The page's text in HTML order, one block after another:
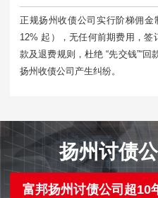
正规扬州收债公司实行阶梯佣
12% 起），无任何前期费用，签
款及退费规则，杜绝 “先交钱”“
扬州收债公司产生纠纷。​
扬州讨债
富邦扬州讨债公司超10